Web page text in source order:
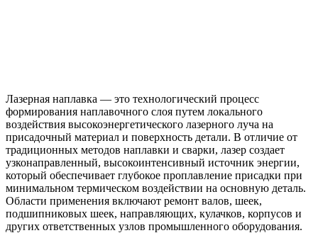
Лазерная наплавка — это технологический процесс
формирования наплавочного слоя путем локального
воздействия высокоэнергетического лазерного луча на
присадочный материал и поверхность детали. В отличие от
традиционных методов наплавки и сварки, лазер создает
узконаправленный, высокоинтенсивный источник энергии,
который обеспечивает глубокое проплавление присадки при
минимальном термическом воздействии на основную деталь.
Области применения включают ремонт валов, шеек,
подшипниковых шеек, направляющих, кулачков, корпусов и
других ответственных узлов промышленного оборудования.